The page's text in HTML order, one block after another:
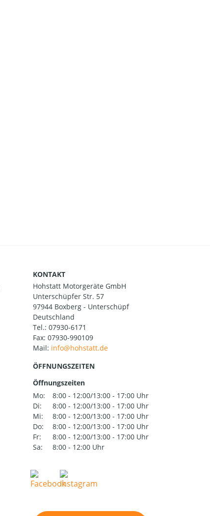
KONTAKT
Hohstatt Motorgeräte GmbH
Unterschüpfer Str. 57
97944 Boxberg - Unterschüpf
Deutschland
Tel.: 07930-6171
Fax: 07930-990109
Mail:
ÖFFNUNGSZEITEN
Öffnungszeiten
Mo:
8:00 - 12:00/13:00 - 17:00 Uhr
Di:
8:00 - 12:00/13:00 - 17:00 Uhr
Mi:
8:00 - 12:00/13:00 - 17:00 Uhr
Do:
8:00 - 12:00/13:00 - 17:00 Uhr
Fr:
8:00 - 12:00/13:00 - 17:00 Uhr
Sa:
8:00 - 12:00 Uhr